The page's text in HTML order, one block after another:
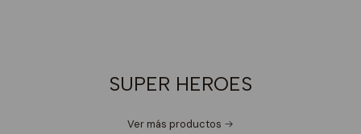
SUPER HEROES
Ver más productos